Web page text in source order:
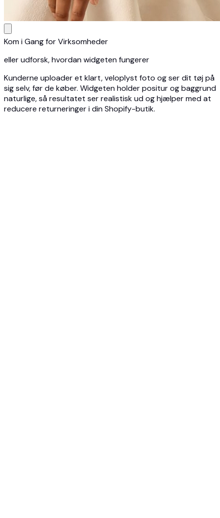
Kom i Gang for Virksomheder
eller udforsk, hvordan widgeten fungerer
Kunderne uploader et klart, veloplyst foto og ser dit tøj på
sig selv, før de køber. Widgeten holder positur og baggrund
naturlige, så resultatet ser realistisk ud og hjælper med at
reducere returneringer i din Shopify-butik.